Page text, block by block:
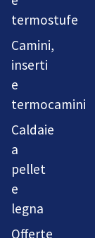
termostufe
Camini,
inserti
e
termocamini
Caldaie
a
pellet
e
legna
Offerte